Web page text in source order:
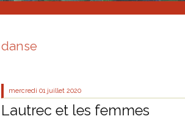
danse
mercredi 01 juillet 2020
Lautrec et les femmes